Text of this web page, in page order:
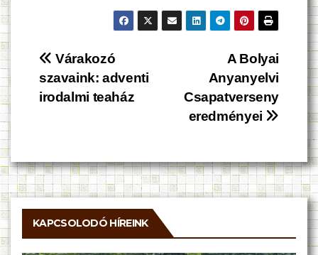
Bejegyzés
navigáció
A Bolyai
Anyanyelvi
Csapatverseny
eredményei
Várakozó
szavaink: adventi
irodalmi teaház
KAPCSOLODÓ HÍREINK